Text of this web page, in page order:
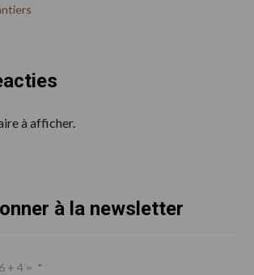
à afficher.
à la newsletter
6 + 4 = *